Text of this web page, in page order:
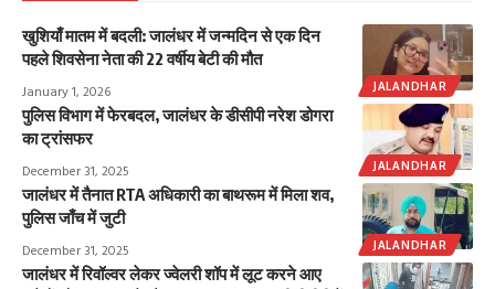
JALANDHAR
खुशियाँ मातम में बदली: जालंधर में जन्मदिन से एक दिन
पहले शिवसेना नेता की 22 वर्षीय बेटी की मौत
January 1, 2026
JALANDHAR
पुलिस विभाग में फेरबदल, जालंधर के डीसीपी नरेश डोगरा
का ट्रांसफर
December 31, 2025
JALANDHAR
जालंधर में तैनात RTA अधिकारी का बाथरूम में मिला शव,
पुलिस जाँच में जुटी
December 31, 2025
जालंधर में रिवॉल्वर लेकर ज्वेलरी शॉप में लूट करने आए